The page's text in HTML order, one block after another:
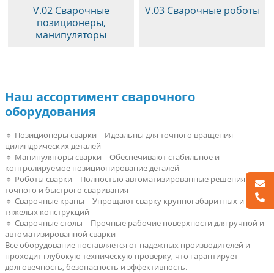
V.02 Сварочные
позиционеры,
манипуляторы
V.03 Сварочные роботы
Наш ассортимент сварочного
оборудования
🔹 Позиционеры сварки – Идеальны для точного вращения
цилиндрических деталей
🔹 Манипуляторы сварки – Обеспечивают стабильное и
контролируемое позиционирование деталей
🔹 Роботы сварки – Полностью автоматизированные решения для
точного и быстрого сваривания
🔹 Сварочные краны – Упрощают сварку крупногабаритных и
тяжелых конструкций
🔹 Сварочные столы – Прочные рабочие поверхности для ручной и
автоматизированной сварки
Все оборудование поставляется от надежных производителей и
проходит глубокую техническую проверку, что гарантирует
долговечность, безопасность и эффективность.